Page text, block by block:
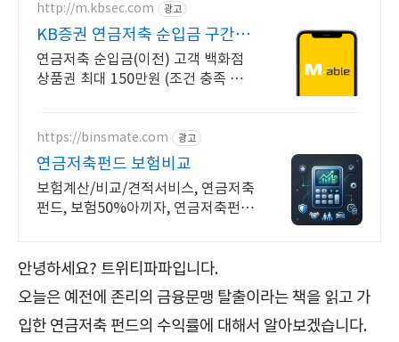
http://m.kbsec.com 광고
KB증권 연금저축 순입금 구간별
상품권 혜택
연금저축 순입금(이전) 고객 백화점
상품권 최대 150만원 (조건 충족 시)
https://binsmate.com 광고
연금저축펀드 보험비교
보험계산/비교/견적서비스, 연금저축
펀드, 보험50%아끼자, 연금저축펀드
안녕하세요? 트위티파파입니다.
오늘은 예전에 존리의 금융문맹 탈출이라는 책을 읽고 가
입한 연금저축 펀드의 수익률에 대해서 알아보겠습니다.